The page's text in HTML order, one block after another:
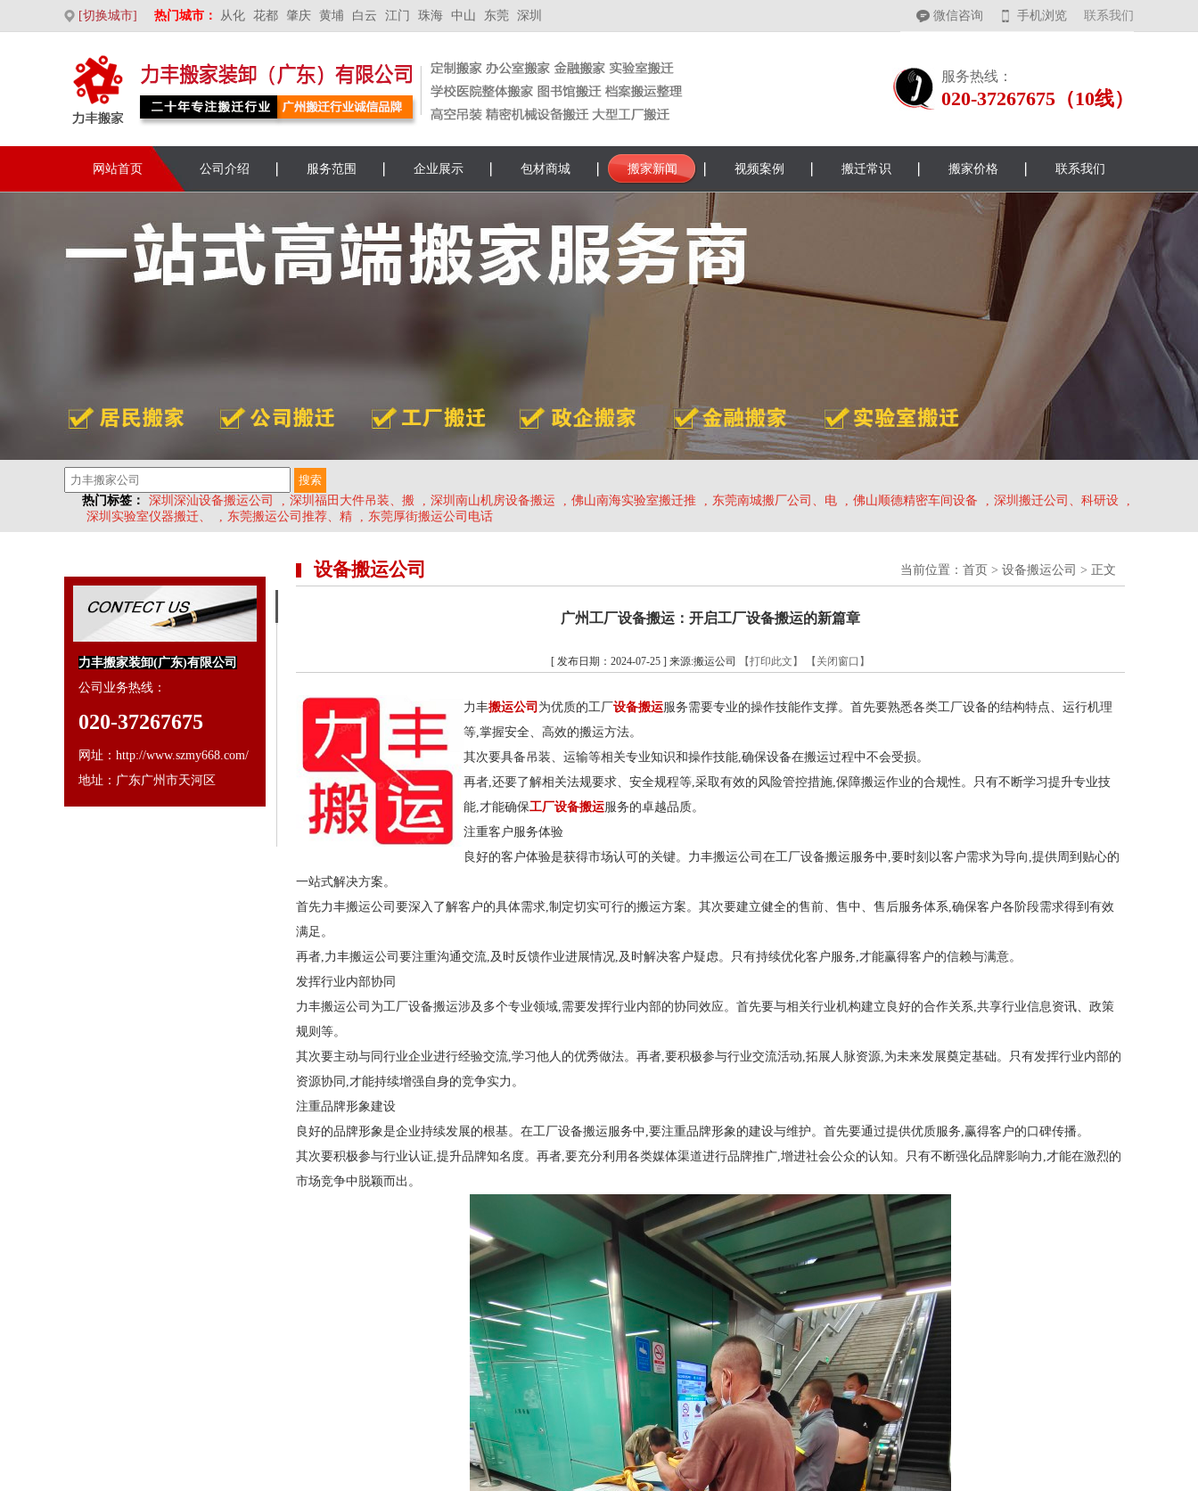
[切换城市] 热门城市： 从化 花都 肇庆 黄埔 白云 江门 珠海 中山 东莞 深圳 微信咨询 手机浏览 联系我们
服务热线：
020-37267675（10线）
网站首页 公司介绍 服务范围 企业展示 包材商城 搬家新闻 视频案例 搬迁常识 搬家价格 联系我们
热门标签： 深圳深汕设备搬运公司 , 深圳福田大件吊装、搬 , 深圳南山机房设备搬运 , 佛山南海实验室搬迁推 , 东莞南城搬厂公司、电 , 佛山顺德精密车间设备 , 深圳搬迁公司、科研设
,
深圳实验室仪器搬迁、
, 东莞搬运公司推荐、精 , 东莞厚街搬运公司电话
力丰搬家装卸(广东)有限公司
公司业务热线：
020-37267675
网址：http://www.szmy668.com/
地址：广东广州市天河区
设备搬运公司 当前位置： 首页 > 设备搬运公司 > 正文
广州工厂设备搬运：开启工厂设备搬运的新篇章
[ 发布日期：2024-07-25 ] 来源:搬运公司 【打印此文】 【关闭窗口】
力丰搬运公司 为优质的工厂设备搬运服务需要专业的操作技能作支撑。首先要熟悉各类工厂设备的结构特点、运行机理
等,掌握安全、高效的搬运方法。
其次要具备吊装、运输等相关专业知识和操作技能,确保设备在搬运过程中不会受损。
再者,还要了解相关法规要求、安全规程等,采取有效的风险管控措施,保障搬运作业的合规性。只有不断学习提升专业技
能,才能确保工厂设备搬运服务的卓越品质。
注重客户服务体验
良好的客户体验是获得市场认可的关键。力丰搬运公司在工厂设备搬运服务中,要时刻以客户需求为导向,提供周到贴心的
一站式解决方案。
首先力丰搬运公司要深入了解客户的具体需求,制定切实可行的搬运方案。其次要建立健全的售前、售中、售后服务体系,确保客户各阶段需求得到有效
满足。
再者,力丰搬运公司要注重沟通交流,及时反馈作业进展情况,及时解决客户疑虑。只有持续优化客户服务,才能赢得客户的信赖与满意。
发挥行业内部协同
力丰搬运公司为工厂设备搬运涉及多个专业领域,需要发挥行业内部的协同效应。首先要与相关行业机构建立良好的合作关系,共享行业信息资讯、政策
规则等。
其次要主动与同行业企业进行经验交流,学习他人的优秀做法。再者,要积极参与行业交流活动,拓展人脉资源,为未来发展奠定基础。只有发挥行业内部的
资源协同,才能持续增强自身的竞争实力。
注重品牌形象建设
良好的品牌形象是企业持续发展的根基。在工厂设备搬运服务中,要注重品牌形象的建设与维护。首先要通过提供优质服务,赢得客户的口碑传播。
其次要积极参与行业认证,提升品牌知名度。再者,要充分利用各类媒体渠道进行品牌推广,增进社会公众的认知。只有不断强化品牌影响力,才能在激烈的
市场竞争中脱颖而出。